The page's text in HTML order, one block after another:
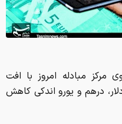
مرکز مبادله امروز با افت
درهم و یورو اندکی کاهش